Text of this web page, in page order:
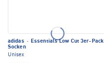
adidas · Essentials Low Cut 3er-Pack
Socken
Unisex